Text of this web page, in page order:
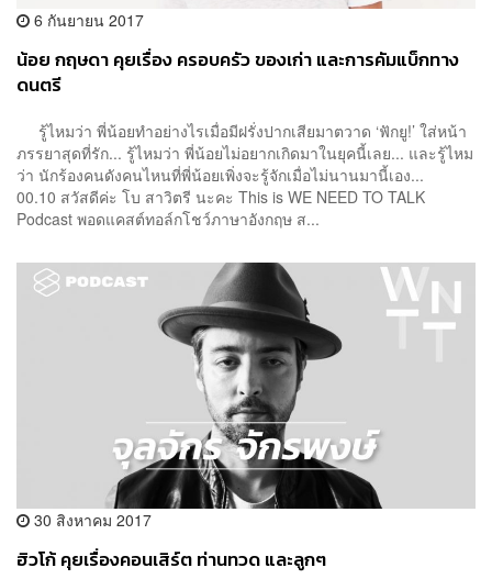
6 กันยายน 2017
น้อย กฤษดา คุยเรื่อง ครอบครัว ของเก่า และการคัมแบ็กทาง
ดนตรี
รู้ไหมว่า พี่น้อยทำอย่างไรเมื่อมีฝรั่งปากเสียมาตวาด ‘ฟักยู!’ ใส่หน้า
ภรรยาสุดที่รัก... รู้ไหมว่า พี่น้อยไม่อยากเกิดมาในยุคนี้เลย... และรู้ไหม
ว่า นักร้องคนดังคนไหนที่พี่น้อยเพิ่งจะรู้จักเมื่อไม่นานมานี้เอง...
00.10 สวัสดีค่ะ โบ สาวิตรี นะคะ This is WE NEED TO TALK
Podcast พอดแคสต์ทอล์กโชว์ภาษาอังกฤษ ส...
30 สิงหาคม 2017
ฮิวโก้ คุยเรื่องคอนเสิร์ต ท่านทวด และลูกๆ